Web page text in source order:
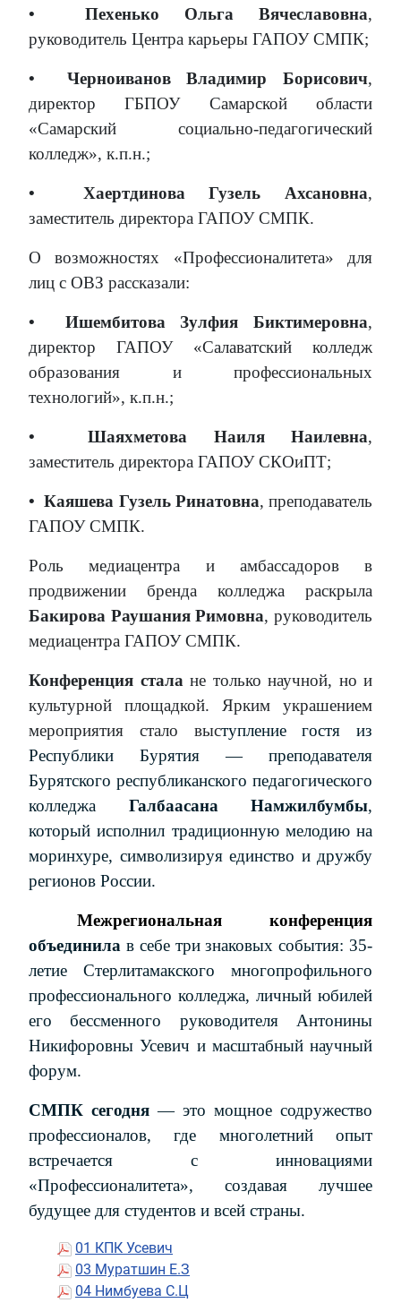
• Пехенько Ольга Вячеславовна,
руководитель Центра карьеры ГАПОУ СМПК;
• Черноиванов Владимир Борисович,
директор ГБПОУ Самарской области
«Самарский социально-педагогический
колледж», к.п.н.;
• Хаертдинова Гузель Ахсановна,
заместитель директора ГАПОУ СМПК.
О возможностях «Профессионалитета» для
лиц с ОВЗ рассказали:
• Ишембитова Зулфия Биктимеровна,
директор ГАПОУ «Салаватский колледж
образования и профессиональных
технологий», к.п.н.;
• Шаяхметова Наиля Наилевна,
заместитель директора ГАПОУ СКОиПТ;
• Каяшева Гузель Ринатовна, преподаватель
ГАПОУ СМПК.
Роль медиацентра и амбассадоров в
продвижении бренда колледжа раскрыла
Бакирова Раушания Римовна, руководитель
медиацентра ГАПОУ СМПК.
Конференция сталане только научной, но и
культурной площадкой. Ярким украшением
мероприятия стало выступление гостя из
Республики Бурятия — преподавателя
Бурятского республиканского педагогического
колледжа Галбаасана Намжилбумбы,
который исполнил традиционную мелодию на
моринхуре, символизируя единство и дружбу
регионов России.
Межрегиональная конференция
объединила в себе три знаковых события: 35-
летие Стерлитамакского многопрофильного
профессионального колледжа, личный юбилей
его бессменного руководителя Антонины
Никифоровны Усевич и масштабный научный
форум.
СМПК сегодня — это мощное содружество
профессионалов, где многолетний опыт
встречается с инновациями
«Профессионалитета», создавая лучшее
будущее для студентов и всей страны.
01 КПК Усевич
03 Муратшин Е.З
04 Нимбуева С.Ц